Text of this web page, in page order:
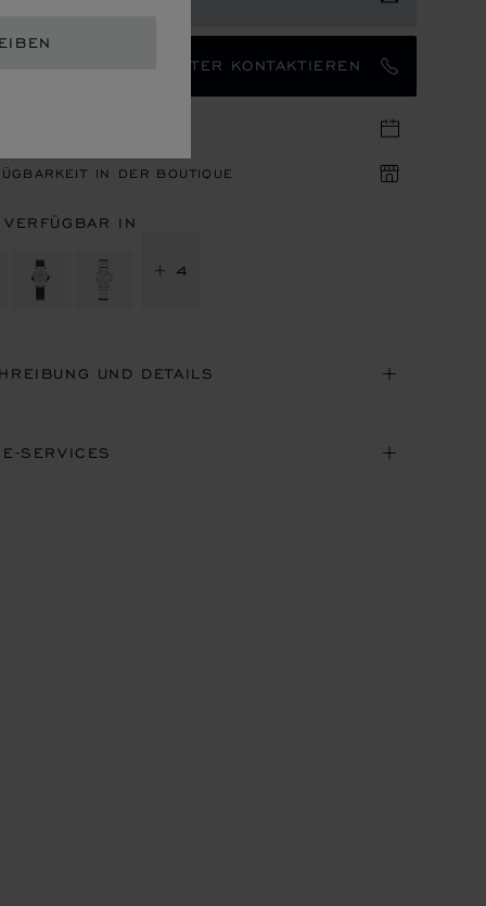
MARKENBOTSCHAFTER KONTAKTIEREN
IN DER BOUTIQUE
IN
+ 4
UND DETAILS
SERVICES